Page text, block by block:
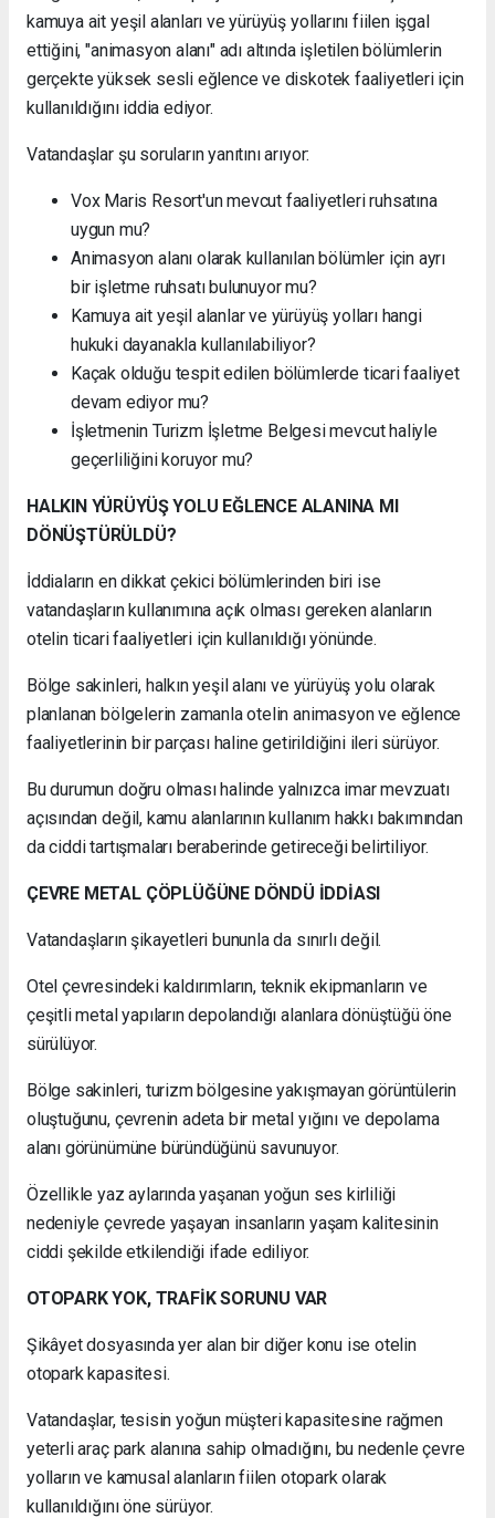
kamuya ait yeşil alanları ve yürüyüş yollarını fiilen işgal
ettiğini, "animasyon alanı" adı altında işletilen bölümlerin
gerçekte yüksek sesli eğlence ve diskotek faaliyetleri için
kullanıldığını iddia ediyor.
Vatandaşlar şu soruların yanıtını arıyor:
Vox Maris Resort'un mevcut faaliyetleri ruhsatına
uygun mu?
Animasyon alanı olarak kullanılan bölümler için ayrı
bir işletme ruhsatı bulunuyor mu?
Kamuya ait yeşil alanlar ve yürüyüş yolları hangi
hukuki dayanakla kullanılabiliyor?
Kaçak olduğu tespit edilen bölümlerde ticari faaliyet
devam ediyor mu?
İşletmenin Turizm İşletme Belgesi mevcut haliyle
geçerliliğini koruyor mu?
HALKIN YÜRÜYÜŞ YOLU EĞLENCE ALANINA MI
DÖNÜŞTÜRÜLDÜ?
İddiaların en dikkat çekici bölümlerinden biri ise
vatandaşların kullanımına açık olması gereken alanların
otelin ticari faaliyetleri için kullanıldığı yönünde.
Bölge sakinleri, halkın yeşil alanı ve yürüyüş yolu olarak
planlanan bölgelerin zamanla otelin animasyon ve eğlence
faaliyetlerinin bir parçası haline getirildiğini ileri sürüyor.
Bu durumun doğru olması halinde yalnızca imar mevzuatı
açısından değil, kamu alanlarının kullanım hakkı bakımından
da ciddi tartışmaları beraberinde getireceği belirtiliyor.
ÇEVRE METAL ÇÖPLÜĞÜNE DÖNDÜ İDDİASI
Vatandaşların şikayetleri bununla da sınırlı değil.
Otel çevresindeki kaldırımların, teknik ekipmanların ve
çeşitli metal yapıların depolandığı alanlara dönüştüğü öne
sürülüyor.
Bölge sakinleri, turizm bölgesine yakışmayan görüntülerin
oluştuğunu, çevrenin adeta bir metal yığını ve depolama
alanı görünümüne büründüğünü savunuyor.
Özellikle yaz aylarında yaşanan yoğun ses kirliliği
nedeniyle çevrede yaşayan insanların yaşam kalitesinin
ciddi şekilde etkilendiği ifade ediliyor.
OTOPARK YOK, TRAFİK SORUNU VAR
Şikâyet dosyasında yer alan bir diğer konu ise otelin
otopark kapasitesi.
Vatandaşlar, tesisin yoğun müşteri kapasitesine rağmen
yeterli araç park alanına sahip olmadığını, bu nedenle çevre
yolların ve kamusal alanların fiilen otopark olarak
kullanıldığını öne sürüyor.